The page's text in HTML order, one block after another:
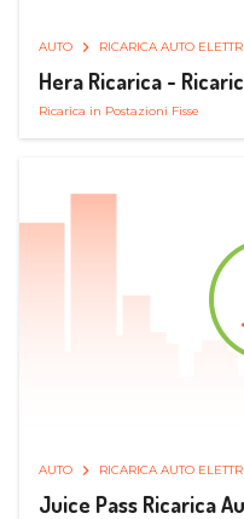
AUTO RICARICA AUTO
Hera Ricarica -
Ricarica in Postazioni Fisse
AUTO RICARICA AUTO
Juice Pass Ricarica